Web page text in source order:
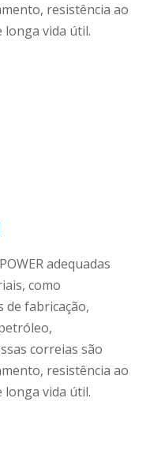
resistência ao
longa vida útil.
adequadas
como
de fabricação,
correias são
resistência ao
longa vida útil.